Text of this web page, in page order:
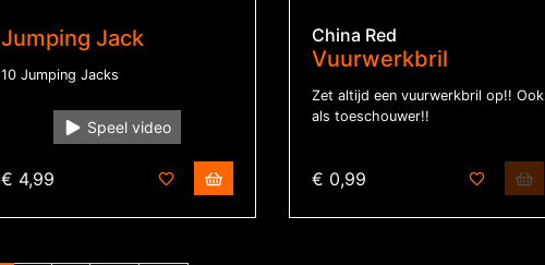
Jumping Jack
10 Jumping Jacks
Speel video
€ 4,99
China Red
Vuurwerkbril
Zet altijd een vuurwerkbril op!! Ook
als toeschouwer!!
€ 0,99